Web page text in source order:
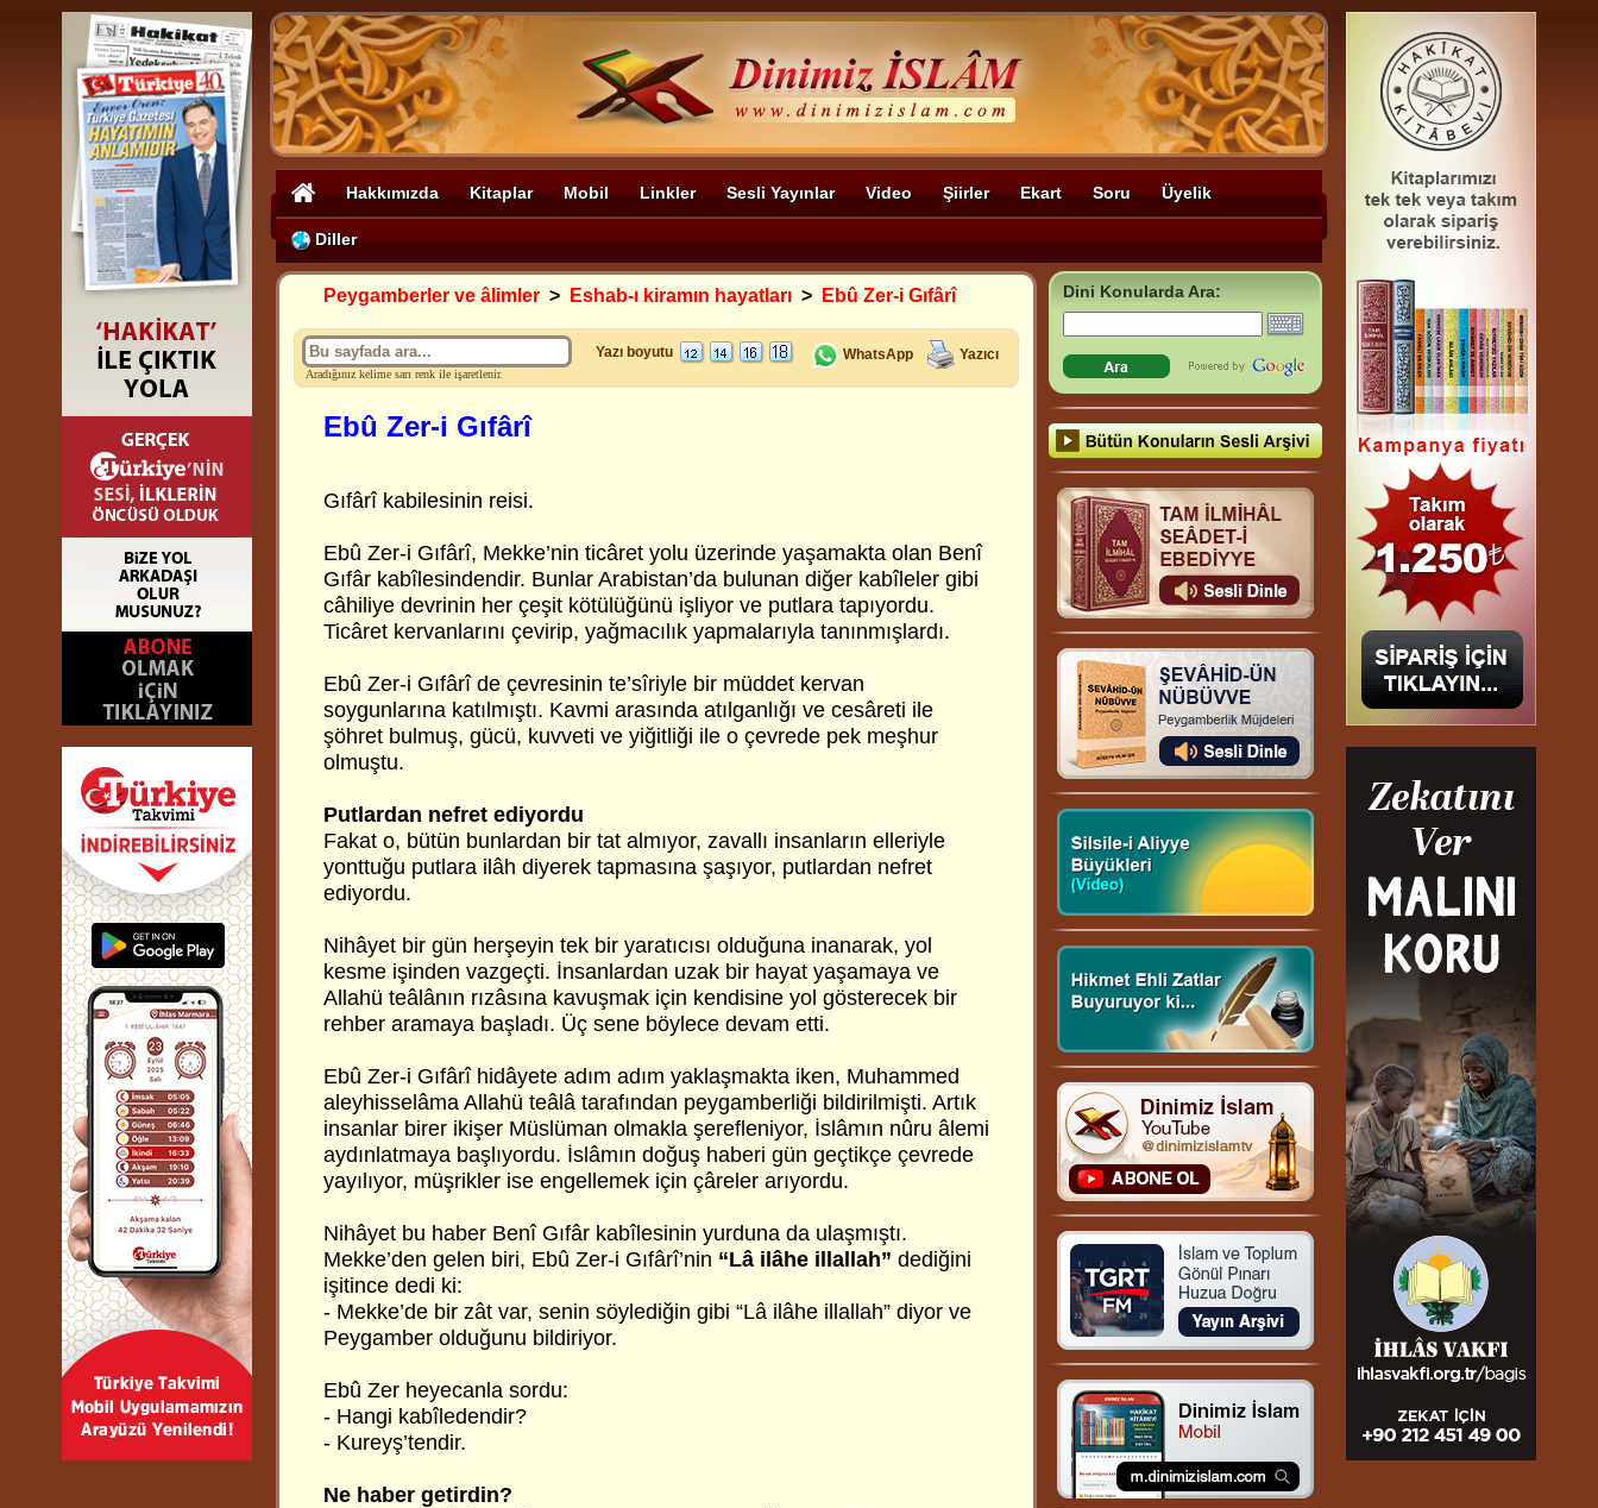
Hakkımızda Kitaplar Mobil Linkler Sesli Yayınlar Video Şiirler Ekart Soru Üyelik
Diller
Peygamberler ve âlimler > Eshab-ı kiramın hayatları > Ebû Zer-i Gıfârî
Aradığınız kelime sarı renk ile işaretlenir.
Yazı boyutu WhatsApp Yazıcı
Ebû Zer-i Gıfârî
Gıfârî kabilesinin reisi.
Ebû Zer-i Gıfârî, Mekke’nin ticâret yolu üzerinde yaşamakta olan Benî
Gıfâr kabîlesindendir. Bunlar Arabistan’da bulunan diğer kabîleler gibi
câhiliye devrinin her çeşit kötülüğünü işliyor ve putlara tapıyordu.
Ticâret kervanlarını çevirip, yağmacılık yapmalarıyla tanınmışlardı.
Ebû Zer-i Gıfârî de çevresinin te’sîriyle bir müddet kervan
soygunlarına katılmıştı. Kavmi arasında atılganlığı ve cesâreti ile
şöhret bulmuş, gücü, kuvveti ve yiğitliği ile o çevrede pek meşhur
olmuştu.
Putlardan nefret ediyordu
Fakat o, bütün bunlardan bir tat almıyor, zavallı insanların elleriyle
yonttuğu putlara ilâh diyerek tapmasına şaşıyor, putlardan nefret
ediyordu.
Nihâyet bir gün herşeyin tek bir yaratıcısı olduğuna inanarak, yol
kesme işinden vazgeçti. İnsanlardan uzak bir hayat yaşamaya ve
Allahü teâlânın rızâsına kavuşmak için kendisine yol gösterecek bir
rehber aramaya başladı. Üç sene böylece devam etti.
Ebû Zer-i Gıfârî hidâyete adım adım yaklaşmakta iken, Muhammed
aleyhisselâma Allahü teâlâ tarafından peygamberliği bildirilmişti. Artık
insanlar birer ikişer Müslüman olmakla şerefleniyor, İslâmın nûru âlemi
aydınlatmaya başlıyordu. İslâmın doğuş haberi gün geçtikçe çevrede
yayılıyor, müşrikler ise engellemek için çâreler arıyordu.
Nihâyet bu haber Benî Gıfâr kabîlesinin yurduna da ulaşmıştı.
Mekke’den gelen biri, Ebû Zer-i Gıfârî’nin “Lâ ilâhe illallah” dediğini
işitince dedi ki:
- Mekke’de bir zât var, senin söylediğin gibi “Lâ ilâhe illallah” diyor ve
Peygamber olduğunu bildiriyor.
Ebû Zer heyecanla sordu:
- Hangi kabîledendir?
- Kureyş’tendir.
Ne haber getirdin?
Dini Konularda Ara: